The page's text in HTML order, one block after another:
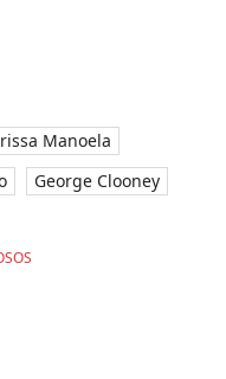
Manoela
George Clooney